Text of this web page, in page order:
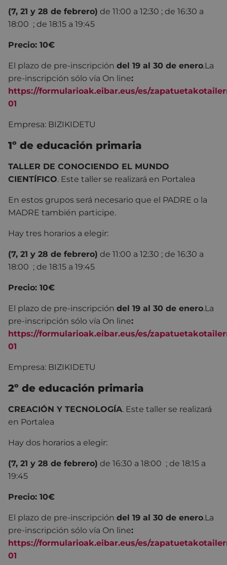
(7, 21 y 28 de febrero) de 11:00 a 12:30 ; de 16:30 a
18:00 ; de 18:15 a 19:45
Precio: 10€
El plazo de pre-inscripción del 19 al 30 de enero.La
pre-inscripción sólo vía On line:
https://formularioak.eibar.eus/es/
01
Empresa: BIZIKIDETU
1º de educación primaria
TALLER DE CONOCIENDO EL MUNDO
CIENTÍFICO. Este taller se realizará en Portalea
En estos grupos será necesario que el PADRE o la
MADRE también participe.
Hay tres horarios a elegir:
(7, 21 y 28 de febrero) de 11:00 a 12:30 ; de 16:30 a
18:00 ; de 18:15 a 19:45
Precio: 10€
El plazo de pre-inscripción del 19 al 30 de enero.La
pre-inscripción sólo vía On line:
https://formularioak.eibar.eus/es/
01
Empresa: BIZIKIDETU
2º de educación primaria
CREACIÓN Y TECNOLOGÍA. Este taller se realizará
en Portalea
Hay dos horarios a elegir:
(7, 21 y 28 de febrero) de 16:30 a 18:00 ; de 18:15 a
19:45
Precio: 10€
El plazo de pre-inscripción del 19 al 30 de enero.La
pre-inscripción sólo vía On line:
https://formularioak.eibar.eus/es/
01